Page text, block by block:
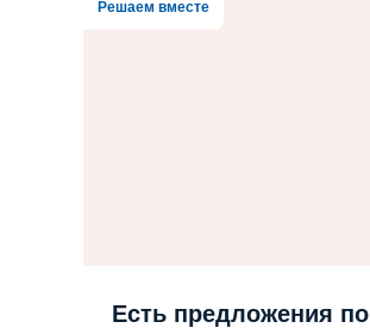
Решаем вместе
Есть предложения по